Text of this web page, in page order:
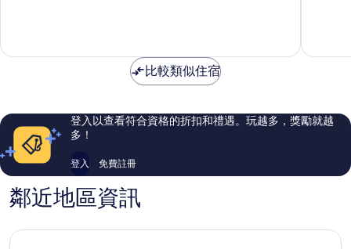
極
評
論
常
評
論
比較類似住宿
登入以查看符合資格的折扣和禮遇。玩越多，獎勵就越
多！
登入 免費註冊
鄰近地區資訊